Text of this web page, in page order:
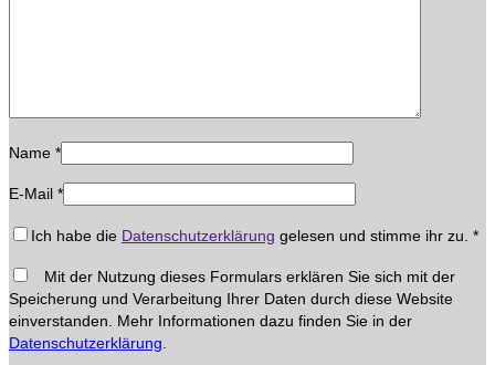
Name *
E-Mail *
Ich habe die Datenschutzerklärung gelesen und stimme ihr zu. *
Mit der Nutzung dieses Formulars erklären Sie sich mit der
Speicherung und Verarbeitung Ihrer Daten durch diese Website
einverstanden. Mehr Informationen dazu finden Sie in der
Datenschutzerklärung